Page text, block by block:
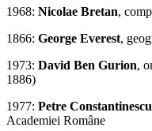
1968: Nicolae Bretan,
1866: George Everest,
1973: David Ben Gurion,
1886)
1977: Petre
Academiei Române